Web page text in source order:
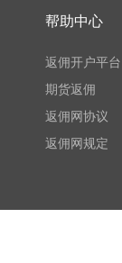
帮助中心
返佣开户平台
期货返佣
返佣网协议
返佣网规定